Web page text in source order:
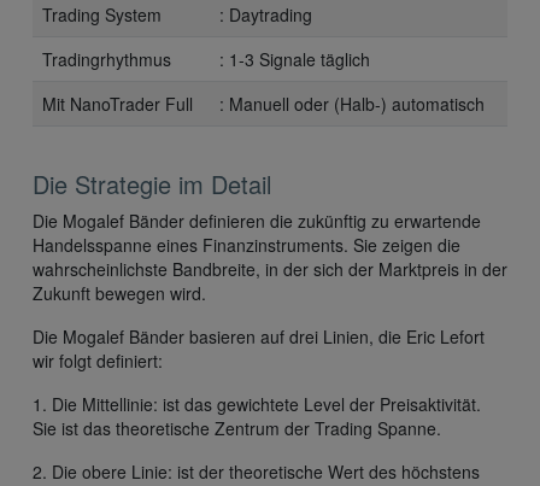
Trading System
: Daytrading
Tradingrhythmus
: 1-3 Signale täglich
Mit NanoTrader Full
: Manuell oder (Halb-) automatisch
Die Strategie im Detail
Die Mogalef Bänder definieren die zukünftig zu erwartende
Handelsspanne eines Finanzinstruments. Sie zeigen die
wahrscheinlichste Bandbreite, in der sich der Marktpreis in der
Zukunft bewegen wird.
Die Mogalef Bänder basieren auf drei Linien, die Eric Lefort
wir folgt definiert:
1. Die Mittellinie: ist das gewichtete Level der Preisaktivität.
Sie ist das theoretische Zentrum der Trading Spanne.
2. Die obere Linie: ist der theoretische Wert des höchstens